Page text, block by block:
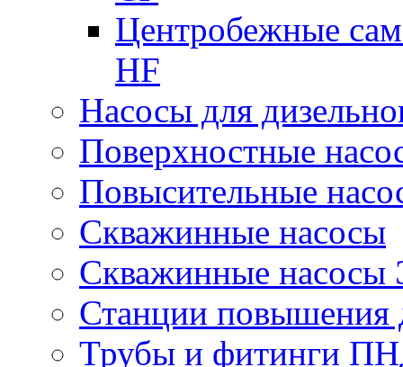
Центробежные
HF
Насосы для
Поверхностные
Повысительные
Скважинные насосы
Скважинные
Станции повышения
Трубы и фитинги